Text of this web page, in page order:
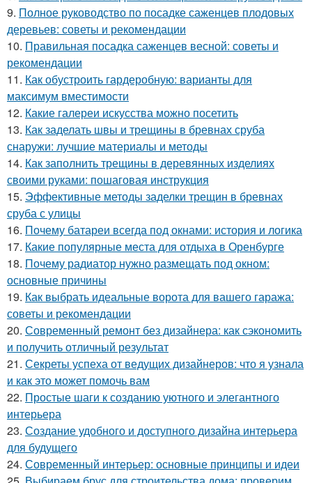
9. Полное руководство по посадке саженцев плодовых
деревьев: советы и рекомендации
10. Правильная посадка саженцев весной: советы и
рекомендации
11. Как обустроить гардеробную: варианты для
максимум вместимости
12. Какие галереи искусства можно посетить
13. Как заделать швы и трещины в бревнах сруба
снаружи: лучшие материалы и методы
14. Как заполнить трещины в деревянных изделиях
своими руками: пошаговая инструкция
15. Эффективные методы заделки трещин в бревнах
сруба с улицы
16. Почему батареи всегда под окнами: история и логика
17. Какие популярные места для отдыха в Оренбурге
18. Почему радиатор нужно размещать под окном:
основные причины
19. Как выбрать идеальные ворота для вашего гаража:
советы и рекомендации
20. Современный ремонт без дизайнера: как сэкономить
и получить отличный результат
21. Секреты успеха от ведущих дизайнеров: что я узнала
и как это может помочь вам
22. Простые шаги к созданию уютного и элегантного
интерьера
23. Создание удобного и доступного дизайна интерьера
для будущего
24. Современный интерьер: основные принципы и идеи